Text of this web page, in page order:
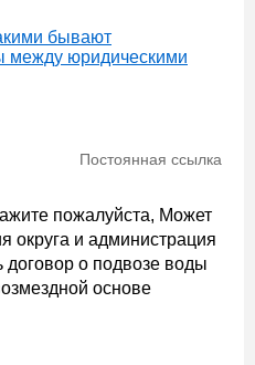
бывают
между юридическими
Постоянная ссылка
пожалуйста, Может
округа и администрация
договор о подвозе воды
основе